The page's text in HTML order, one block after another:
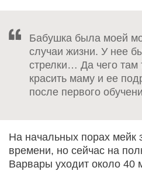
Бабушка была моей
случаи жизни. У нее
стрелки… Да чего
красить маму и ее
после первого
На начальных порах мейк
времени, но сейчас на
Варвары уходит около 40